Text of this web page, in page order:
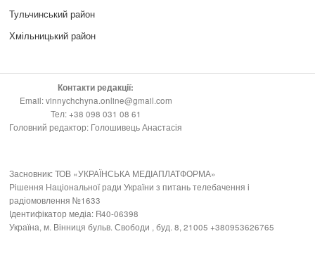
Тульчинський район
Хмільницький район
Контакти редакції:
Email: vinnychchyna.online@gmail.com
Тел: +38 098 031 08 61
Головний редактор: Голошивець Анастасія
Засновник: ТОВ «УКРАЇНСЬКА МЕДІАПЛАТФОРМА»
Рішення Національної ради України з питань телебачення і
радіомовлення №1633
Ідентифікатор медіа: R40-06398
Україна, м. Вінниця бульв. Свободи , буд. 8, 21005 +380953626765